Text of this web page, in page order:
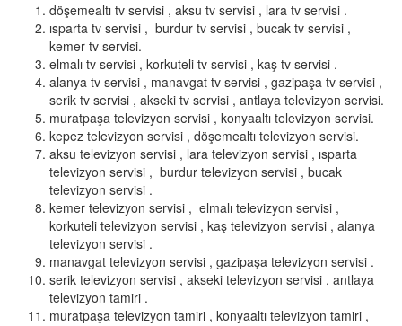
döşemealtı tv servisi , aksu tv servisi , lara tv servisi .
ısparta tv servisi , burdur tv servisi , bucak tv servisi ,
kemer tv servisi.
elmalı tv servisi , korkuteli tv servisi , kaş tv servisi .
alanya tv servisi , manavgat tv servisi , gazipaşa tv servisi ,
serik tv servisi , akseki tv servisi , antlaya televizyon servisi.
muratpaşa televizyon servisi , konyaaltı televizyon servisi.
kepez televizyon servisi , döşemealtı televizyon servisi.
aksu televizyon servisi , lara televizyon servisi , ısparta
televizyon servisi , burdur televizyon servisi , bucak
televizyon servisi .
kemer televizyon servisi , elmalı televizyon servisi ,
korkuteli televizyon servisi , kaş televizyon servisi , alanya
televizyon servisi .
manavgat televizyon servisi , gazipaşa televizyon servisi .
serik televizyon servisi , akseki televizyon servisi , antlaya
televizyon tamiri .
muratpaşa televizyon tamiri , konyaaltı televizyon tamiri ,